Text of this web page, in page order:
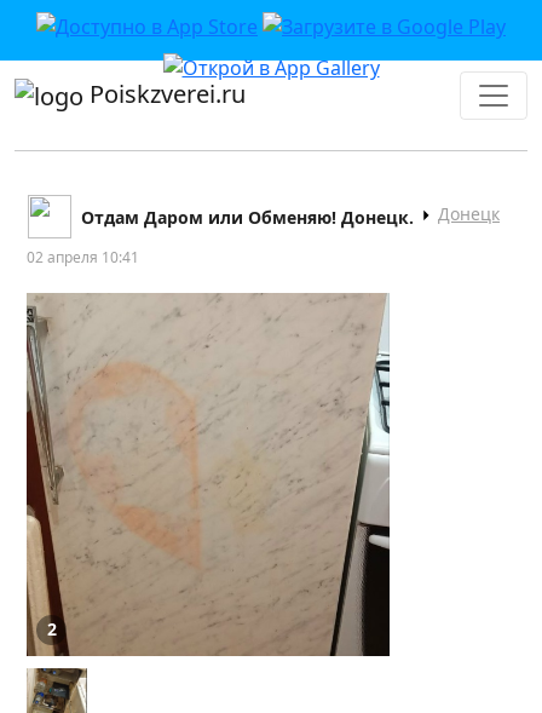
Poiskzverei.ru
Отдам Даром или Обменяю! Донецк. Донецк
02 апреля 10:41
2